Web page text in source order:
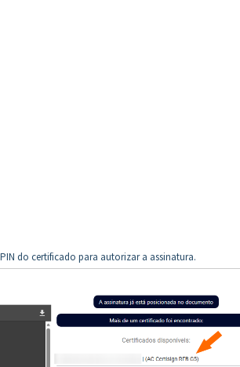
do certificado para autorizar a assinatura.